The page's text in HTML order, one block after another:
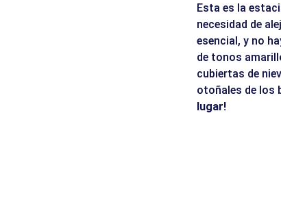
Esta es la
necesidad de
esencial, y no
de tonos
cubiertas de
otoñales de los
lugar!